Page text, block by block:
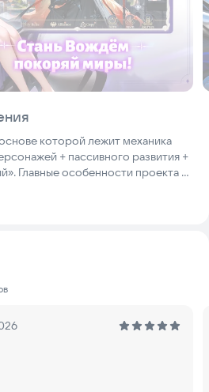
которой лежит механика
+ пассивного развития +
Главные особенности проекта —
длительное прохождение. Для
Контентная часть
PvE- и PvP-режимы, а также
уровня симпатии и
основу для социального
сочетание внешности и боевой